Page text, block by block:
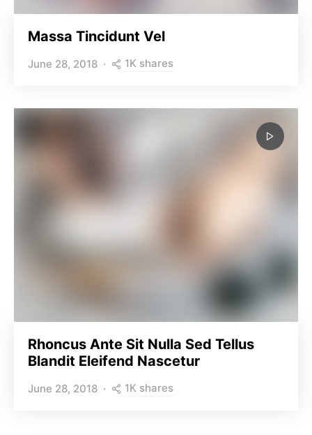
Massa Tincidunt Vel
June 28, 2018 1K shares
Rhoncus Ante Sit Nulla Sed Tellus
Blandit Eleifend Nascetur
June 28, 2018 1K shares